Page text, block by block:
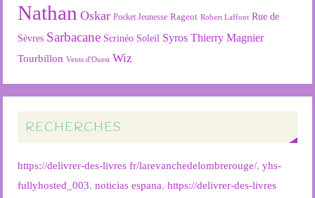
Nathan Oskar Pocket Jeunesse Rageot Robert Laffont Rue de
Sèvres Sarbacane Scrinéo Soleil Syros Thierry Magnier
Tourbillon Vents d'Ouest Wiz
RECHERCHES
https://delivrer-des-livres fr/larevanchedelombrerouge/,yhs-
fullyhosted_003,noticias espana,https://delivrer-des-livres